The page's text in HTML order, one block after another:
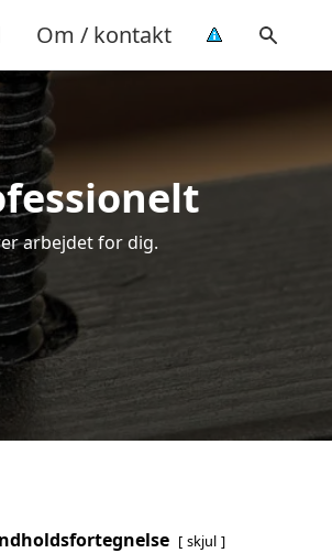
Om / kontakt
arbejdet for dig.
skjul